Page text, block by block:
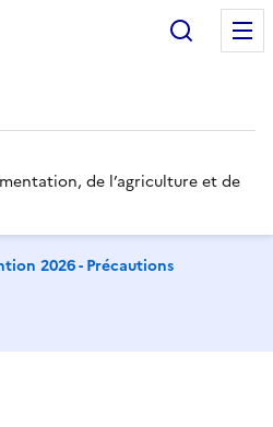
de l’agriculture et de
2026 - Précautions